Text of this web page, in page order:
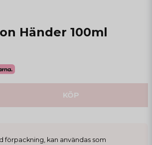
Händer 100ml
KÖP
förpackning, kan användas som